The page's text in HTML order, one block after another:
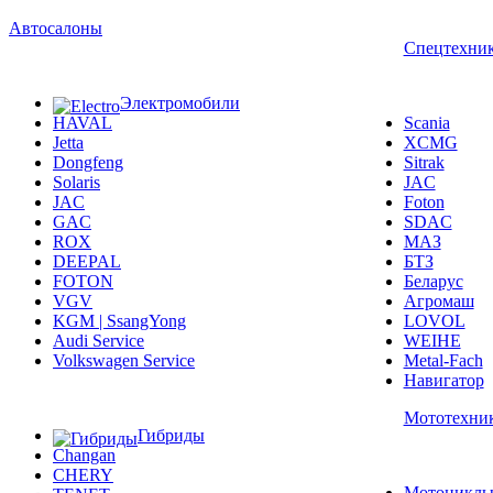
Автосалоны
Электромобили
HAVAL
Jetta
Dongfeng
Solaris
JAC
GAC
ROX
DEEPAL
FOTON
VGV
KGM | SsangYong
Audi Service
Volkswagen Service
Гибриды
Changan
CHERY
Scania
XCMG
Sitrak
JAC
Foton
SDAC
МАЗ
БТЗ
Беларус
Агромаш
LOVOL
WEIHE
Metal-Fach
Навигатор